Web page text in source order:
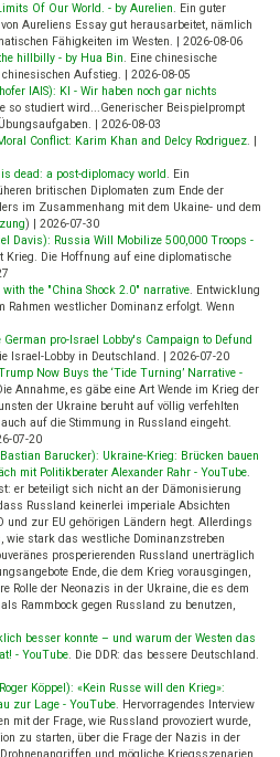
Of Our World. - by Aurelien. Ein guter
Aureliens Essay gut herausarbeitet, nämlich
Fähigkeiten im Westen.
2026-08-06
hillbilly - by Hua Bin. Eine chinesische
chinesischen Aufstieg.
2026-08-05
IAIS): KI - Wir haben noch gar nichts
so studiert wird...Generischer Beispielprompt
2026-08-03
Conflict: Karim Khan and Delcy Rodriguez.
dead: a post-diplomacy world . Ein
britischen Diplomaten zum Ende der
im Zusammenhang mit dem Ukaine- und dem
)
2026-07-30
Davis): Russia Will Mobilize 500,000 Troops -
Krieg. Die Hoffnung auf eine diplomatische
the "China Shock 2.0" narrative. Entwicklung
Rahmen westlicher Dominanz erfolgt. Wenn
pro-Israel Lobby's Campaign to Defund
Israel-Lobby in Deutschland.
2026-07-20
Now Buys the ‘Tide Turning’ Narrative -
Annahme, es gäbe eine Art Wende im Krieg der
der Ukraine beruht auf völlig verfehlten
auf die Stimmung in Russland eingeht.
07-20
Barucker): Ukraine-Krieg: Brücken bauen
mit Politikberater Alexander Rahr - YouTube.
er beteiligt sich nicht an der Dämonisierung
Russland keinerlei imperiale Absichten
und zur EU gehörigen Ländern hegt. Allerdings
wie stark das westliche Dominanzstreben
prosperierenden Russland unerträglich
Ende, die dem Krieg vorausgingen,
Rolle der Neonazis in der Ukraine, die es dem
Rammbock gegen Russland zu benutzen,
besser konnte – und warum der Westen das
- YouTube. Die DDR: das bessere Deutschland.
Köppel): «Kein Russe will den Krieg»:
zur Lage - YouTube. Hervorragendes Interview
mit der Frage, wie Russland provoziert wurde,
zu starten, über die Frage der Nazis in der